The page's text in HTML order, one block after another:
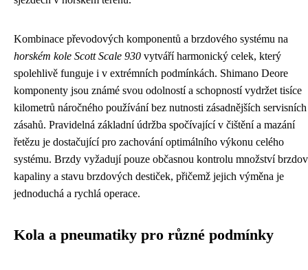
Kombinace převodových komponentů a brzdového systému na
horském kole Scott Scale 930 vytváří harmonický celek, který
spolehlivě funguje i v extrémních podmínkách. Shimano Deore
komponenty jsou známé svou odolností a schopností vydržet tisíce
kilometrů náročného používání bez nutnosti zásadnějších servisních
zásahů. Pravidelná základní údržba spočívající v čištění a mazání
řetězu je dostačující pro zachování optimálního výkonu celého
systému. Brzdy vyžadují pouze občasnou kontrolu množství
kapaliny a stavu brzdových destiček, přičemž jejich výměna je
jednoduchá a rychlá operace.
Kola a pneumatiky pro různé podmínky